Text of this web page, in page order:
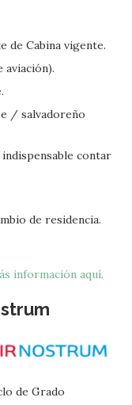
de Cabina vigente.
aviación).
/ salvadoreño
contar
de residencia.
información aquí.
de Grado